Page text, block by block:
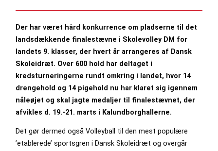
Der har været hård konkurrence om pladserne til det
landsdækkende finalestævne i Skolevolley DM for
landets 9. klasser, der hvert år arrangeres af Dansk
Skoleidræt. Over 600 hold har deltaget i
kredsturneringerne rundt omkring i landet, hvor 14
drengehold og 14 pigehold nu har klaret sig igennem
nåleøjet og skal jagte medaljer til finalestævnet, der
afvikles d. 19.-21. marts i Kalundborghallerne.
Det gør dermed også Volleyball til den mest populære
’etablerede’ sportsgren i Dansk Skoleidræt og overgår